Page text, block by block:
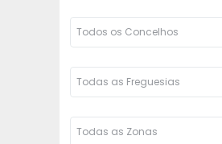
Todos os Concelhos
Todas as Freguesias
Todas as Zonas